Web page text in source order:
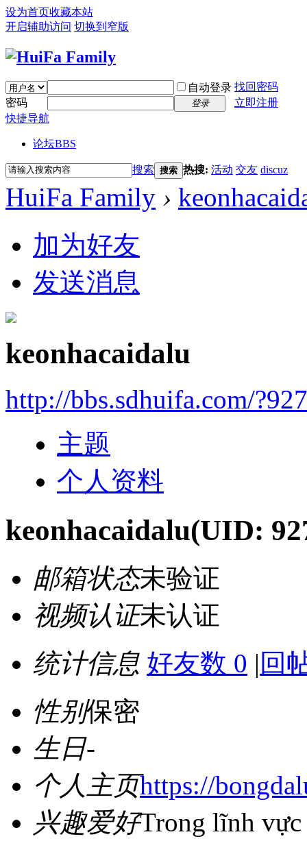
设为首页收藏本站
开启辅助访问 切换到窄版
自动登录 找回密码
密码
登录
立即注册
快捷导航
论坛BBS
搜索 搜索 热搜: 活动 交友 discuz
HuiFa Family ›
加为好友
发送消息
keonhacaidalu
http://bbs.sdhuifa.com/
主题
个人资料
keonhacaidalu(UID:
邮箱状态未验证
视频认证未认证
统计信息 好友数 0 | 回
性别保密
生日-
个人主页https://
兴趣爱好Trong lĩnh vực